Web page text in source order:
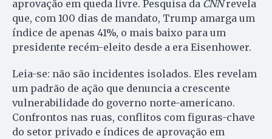
aprovação em queda livre. Pesquisa da CNNrevela
que, com 100 dias de mandato, Trump amarga um
índice de apenas 41%, o mais baixo para um
presidente recém-eleito desde a era Eisenhower.
Leia-se: não são incidentes isolados. Eles revelam
um padrão de ação que denuncia a crescente
vulnerabilidade do governo norte-americano.
Confrontos nas ruas, conflitos com figuras-chave
do setor privado e índices de aprovação em